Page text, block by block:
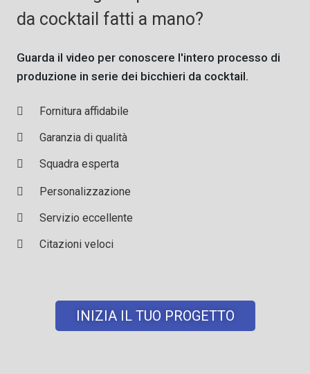
da cocktail fatti a mano?
Guarda il video per conoscere l'intero processo di
produzione in serie dei bicchieri da cocktail.
Fornitura affidabile
Garanzia di qualità
Squadra esperta
Personalizzazione
Servizio eccellente
Citazioni veloci
INIZIA IL TUO PROGETTO